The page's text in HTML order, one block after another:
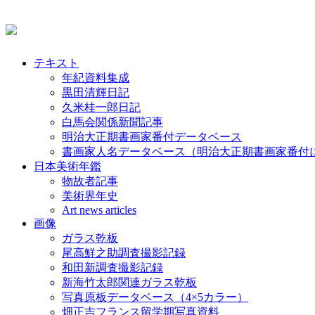
テキスト
年紀資料集成
黒田清輝日記
久米桂一郎日記
白馬会関係新聞記事
明治大正期書画家番付データベース
書画家人名データベース（明治大正期書画家番付
日本美術年鑑
物故者記事
美術界年史
Art news articles
画像
ガラス乾板
尾高鮮之助調査撮影記録
和田新調査撮影記録
新海竹太郎関連ガラス乾板
写真原板データベース（4×5カラー）
畑正吉フランス留学期写真資料